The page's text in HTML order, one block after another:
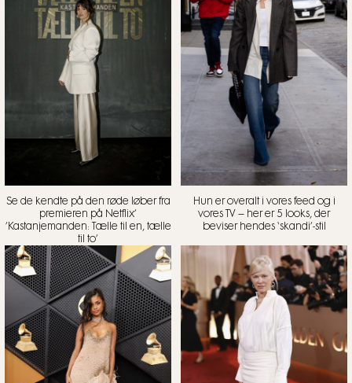
Se de kendte på den røde løber fra
premieren på Netflix’
’Kastanjemanden: Tælle til en, tælle
til to’
Hun er overalt i vores feed og i
vores TV – her er 5 looks, der
beviser hendes ‘skandi’-stil